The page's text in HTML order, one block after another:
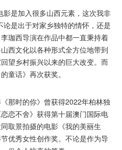
是加入很多山西元素，这次我非
是出于对家乡独特的情怀，还是
珈西导演在作品中都一直秉持着
西文化以各种形式全方位地带到
望乡村振兴以来的巨大改变。而
童话》再次获奖。
时的你》曾获得2022年柏林独
恋不舍》获得第十届澳门国际电
取景拍摄的电影《我的美丽生
优秀女性创作奖。不论是作为导